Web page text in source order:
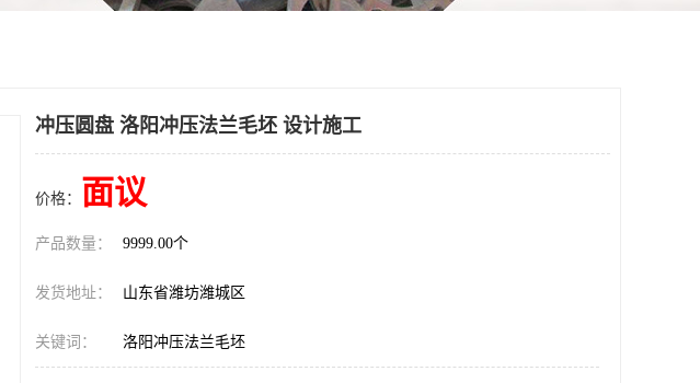
冲压圆盘 洛阳冲压法兰毛坯 设计施工
价格： 面议
产品数量： 9999.00个
发货地址： 山东省潍坊潍城区
关键词： 洛阳冲压法兰毛坯